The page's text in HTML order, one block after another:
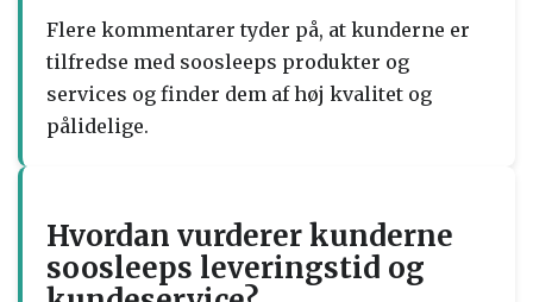
Flere kommentarer tyder på, at kunderne er
tilfredse med soosleeps produkter og
services og finder dem af høj kvalitet og
pålidelige.
Hvordan vurderer kunderne
soosleeps leveringstid og